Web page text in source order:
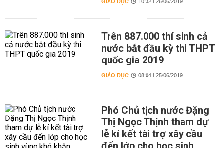
10:32 | 26/06/2019
Trên 887.000 thí sinh cả
nước bắt đầu kỳ thi THPT
quốc gia 2019
GIÁO DỤC 08:04 | 25/06/2019
Phó Chủ tịch nước Đặng
Thị Ngọc Thịnh tham dự
lễ kí kết tài trợ xây cầu
đến lớp cho học sinh